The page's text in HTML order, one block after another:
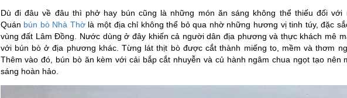
Dù đi đâu về đâu thì phở hay bún cũng là những món ăn sáng không thể thiếu đối với
Quán bún bò Nhà Thờlà một địa chỉ không thể bỏ qua nhờ những hương vị tinh túy, đặc
vùng đất Lâm Đồng. Nước dùng ở đây khiến cả người dân địa phương và thực khách mê
với bún bò ở địa phương khác. Từng lát thịt bò được cắt thành miếng to, mềm và thơm
Thêm vào đó, bún bò ăn kèm với cải bắp cắt nhuyễn và củ hành ngâm chua ngọt tạo nên
sáng hoàn hảo.